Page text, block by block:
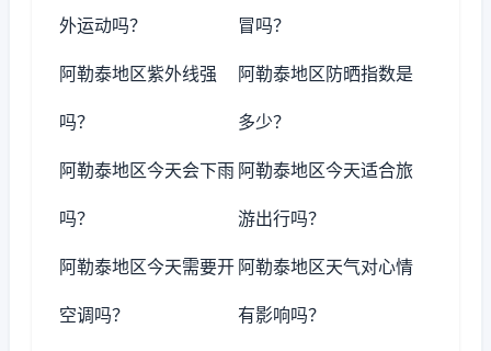
外运动吗？ 冒吗？
阿勒泰地区紫外线强
吗？
阿勒泰地区防晒指数是
多少？
阿勒泰地区今天会下雨
吗？
阿勒泰地区今天适合旅
游出行吗？
阿勒泰地区今天需要开
空调吗？
阿勒泰地区天气对心情
有影响吗？